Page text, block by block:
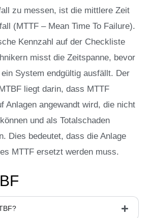
zu messen, ist die mittlere Zeit
(MTTF – Mean Time To Failure).
Kennzahl auf der Checkliste
misst die Zeitspanne, bevor
System endgültig ausfällt. Der
liegt darin, dass MTTF
Anlagen angewandt wird, die nicht
und als Totalschaden
Dies bedeutet, dass die Anlage
MTTF ersetzt werden muss.